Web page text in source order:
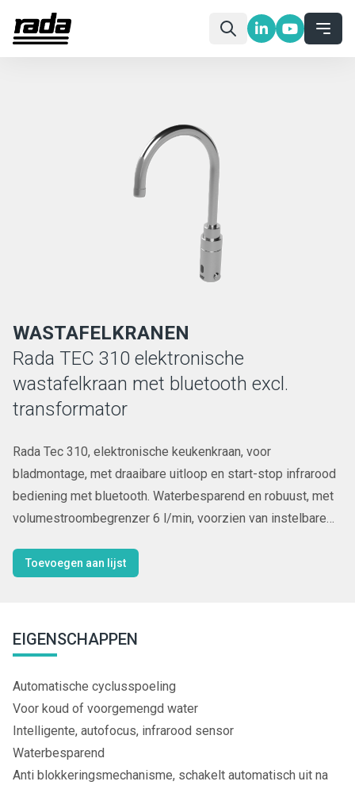
WASTAFELKRANEN
Rada TEC 310 elektronische
wastafelkraan met bluetooth excl.
transformator
Rada Tec 310, elektronische keukenkraan, voor
bladmontage, met draaibare uitloop en start-stop infrarood
bediening met bluetooth. Waterbesparend en robuust, met
volumestroombegrenzer 6 l/min, voorzien van instelbare
Programmeerbaar en uit te lezen via bluetooth App, met
Toevoegen aan lijst
EIGENSCHAPPEN
Automatische cyclusspoeling
Voor koud of voorgemengd water
Intelligente, autofocus, infrarood sensor
Waterbesparend
Anti blokkeringsmechanisme, schakelt automatisch uit na